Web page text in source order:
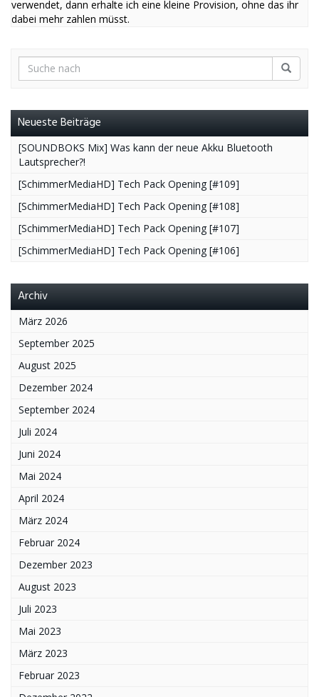
verwendet, dann erhalte ich eine kleine Provision, ohne das ihr
dabei mehr zahlen müsst.
Neueste Beiträge
[SOUNDBOKS Mix] Was kann der neue Akku Bluetooth
Lautsprecher?!
[SchimmerMediaHD] Tech Pack Opening [#109]
[SchimmerMediaHD] Tech Pack Opening [#108]
[SchimmerMediaHD] Tech Pack Opening [#107]
[SchimmerMediaHD] Tech Pack Opening [#106]
Archiv
März 2026
September 2025
August 2025
Dezember 2024
September 2024
Juli 2024
Juni 2024
Mai 2024
April 2024
März 2024
Februar 2024
Dezember 2023
August 2023
Juli 2023
Mai 2023
März 2023
Februar 2023